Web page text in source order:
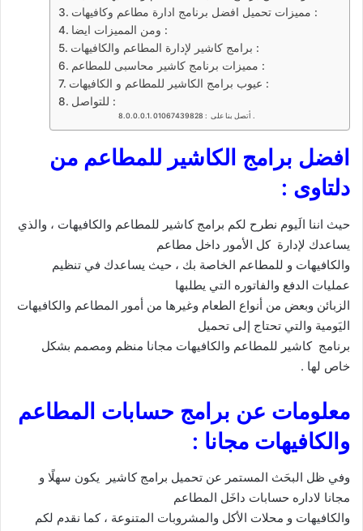
مميزات تحميل افضل برنامج ادارة مطاعم وكافيهات :
ومن المميزات ايضا :
برامج كاشير لإدارة المطاعم والكافيهات :
مميزات برنامج كاشير محاسبى للمطاعم :
عيوب برامج الكاشير للمطاعم و الكافيهات :
للتواصل :
افضل برامج الكاشير للمطاعم من
دلتاوى :
حيث اننا الَيوم نطرح لكم برامج كاشير للمطاعم والكافيهات ، والذي
يساعدك لإدارة كل الأمور داخل مطاعم
والكافيهات و للمطاعم الخاصة بك ، حيث يساعدك في تنظيم
عمليات الدفع والفاتوره التي يطلبها
الزبائن وبعض من أنواع الطعام وغيرها من أمور المطاعم والكافيهات
اليَومية والتي تحتاج إلى تحميل
برنامج كاشير للمطاعم والكافيهات مجانا منظم ومصمم بشكل
خاص لها .
معلومات عن برامج حسابات المطاعم
والكافيهات مجانا :
وفي ظل البحَث المستمر عن تحميل برامج كاشير يكون سهلًا و
مجانا لاداره حسابات داخَل المطاعم
والكافيهات و محلات الأكل والمشروبات المتنوعة ، كما نقدم لكم